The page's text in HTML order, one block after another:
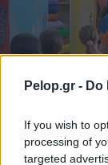
Pelop.gr - Do
If you wish to
processing of
targeted